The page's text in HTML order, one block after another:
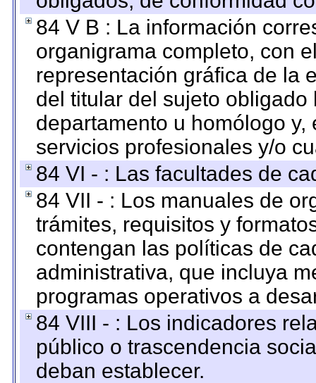
84 V B : La información
organigrama completo, con
representación gráfica de la
del titular del sujeto
departamento u homólogo
servicios profesionales y/o
84 VI - : Las facultades de
84 VII - : Los manuales de
trámites, requisitos y
contengan las políticas de
administrativa, que incluya
programas operativos a
84 VIII - : Los indicadores
público o trascendencia
deban establecer.